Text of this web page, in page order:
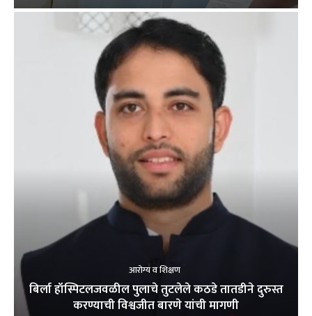
आरोग्य व शिक्षण
बिर्ला हॉस्पिटलजवळील पुलाचे तुटलेले कठडे तातडीने दुरुस्त
करण्याची विश्वजीत बारणे यांची मागणी